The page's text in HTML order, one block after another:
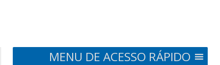
MENU DE ACESSO RÁPIDO